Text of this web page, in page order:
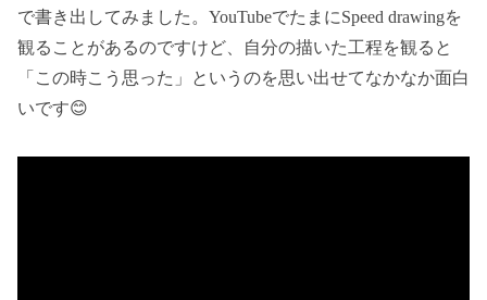
で書き出してみました。YouTubeでたまにSpeed drawingを
観ることがあるのですけど、自分の描いた工程を観ると
「この時こう思った」というのを思い出せてなかなか面白
いです😊